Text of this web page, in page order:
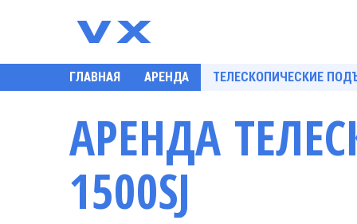
ГЛАВНАЯ АРЕНДА ТЕЛЕСКОПИЧЕСКИЕ
АРЕНДА
1500SJ